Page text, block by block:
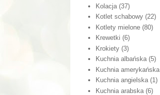
Kolacja (37)
Kotlet schabowy (22)
Kotlety mielone (80)
Krewetki (6)
Krokiety (3)
Kuchnia albańska (5)
Kuchnia amerykańska
Kuchnia angielska (1)
Kuchnia arabska (6)